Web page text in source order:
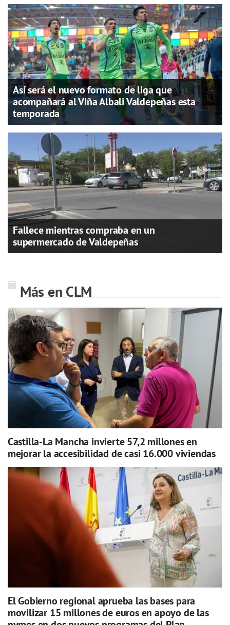
Así será el nuevo formato de liga que
acompañará al Viña Albali Valdepeñas esta
temporada
Fallece mientras compraba en un
supermercado de Valdepeñas
Más en CLM
Castilla-La Mancha invierte 57,2 millones en
mejorar la accesibilidad de casi 16.000 viviendas
El Gobierno regional aprueba las bases para
movilizar 15 millones de euros en apoyo de las